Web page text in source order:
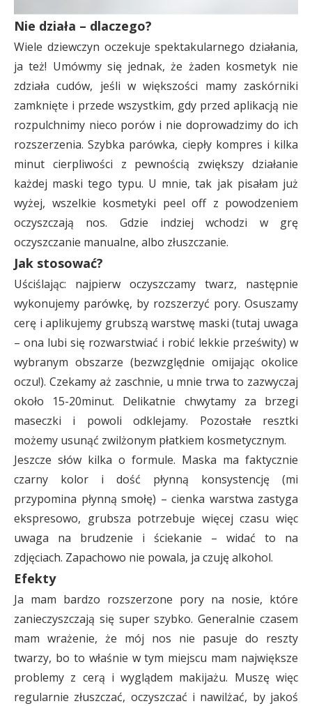
Nie działa – dlaczego?
Wiele dziewczyn oczekuje spektakularnego działania,
ja też! Umówmy się jednak, że żaden kosmetyk nie
zdziała cudów, jeśli w większości mamy zaskórniki
zamknięte i przede wszystkim, gdy przed aplikacją nie
rozpulchnimy nieco porów i nie doprowadzimy do ich
rozszerzenia. Szybka parówka, ciepły kompres i kilka
minut cierpliwości z pewnością zwiększy działanie
każdej maski tego typu. U mnie, tak jak pisałam już
wyżej, wszelkie kosmetyki peel off z powodzeniem
oczyszczają nos. Gdzie indziej wchodzi w grę
oczyszczanie manualne, albo złuszczanie.
Jak stosować?
Uściślając: najpierw oczyszczamy twarz, następnie
wykonujemy parówkę, by rozszerzyć pory. Osuszamy
cerę i aplikujemy grubszą warstwę maski (tutaj uwaga
– ona lubi się rozwarstwiać i robić lekkie prześwity) w
wybranym obszarze (bezwzględnie omijając okolice
oczu!). Czekamy aż zaschnie, u mnie trwa to zazwyczaj
około 15-20minut. Delikatnie chwytamy za brzegi
maseczki i powoli odklejamy. Pozostałe resztki
możemy usunąć zwilżonym płatkiem kosmetycznym.
Jeszcze słów kilka o formule. Maska ma faktycznie
czarny kolor i dość płynną konsystencję (mi
przypomina płynną smołę) – cienka warstwa zastyga
ekspresowo, grubsza potrzebuje więcej czasu więc
uwaga na brudzenie i ściekanie – widać to na
zdjęciach. Zapachowo nie powala, ja czuję alkohol.
Efekty
Ja mam bardzo rozszerzone pory na nosie, które
zanieczyszczają się super szybko. Generalnie czasem
mam wrażenie, że mój nos nie pasuje do reszty
twarzy, bo to właśnie w tym miejscu mam największe
problemy z cerą i wyglądem makijażu. Muszę więc
regularnie złuszczać, oczyszczać i nawilżać, by jakoś